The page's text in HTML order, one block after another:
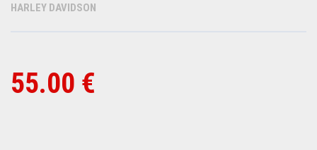
HARLEY DAVIDSON
55.00 €